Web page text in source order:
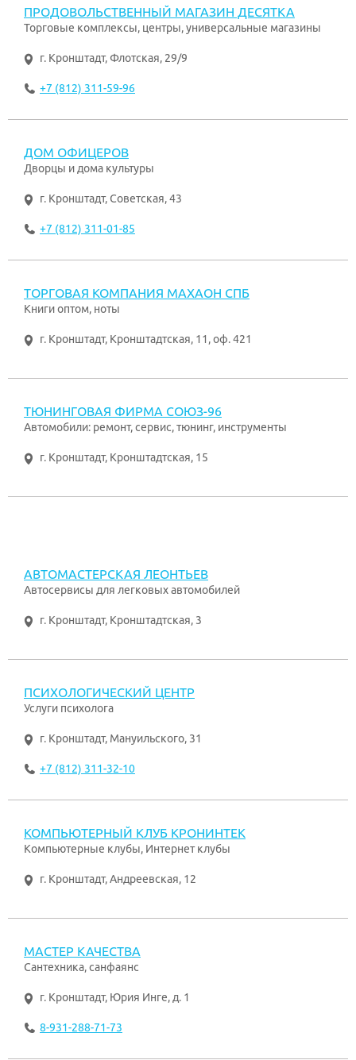
ПРОДОВОЛЬСТВЕННЫЙ МАГАЗИН ДЕСЯТКА
Торговые комплексы, центры, универсальные магазины
г. Кронштадт, Флотская, 29/9
+7 (812) 311-59-96
ДОМ ОФИЦЕРОВ
Дворцы и дома культуры
г. Кронштадт, Советская, 43
+7 (812) 311-01-85
ТОРГОВАЯ КОМПАНИЯ МАХАОН СПБ
Книги оптом, ноты
г. Кронштадт, Кронштадтская, 11, оф. 421
ТЮНИНГОВАЯ ФИРМА СОЮЗ-96
Автомобили: ремонт, сервис, тюнинг, инструменты
г. Кронштадт, Кронштадтская, 15
АВТОМАСТЕРСКАЯ ЛЕОНТЬЕВ
Автосервисы для легковых автомобилей
г. Кронштадт, Кронштадтская, 3
ПСИХОЛОГИЧЕСКИЙ ЦЕНТР
Услуги психолога
г. Кронштадт, Мануильского, 31
+7 (812) 311-32-10
КОМПЬЮТЕРНЫЙ КЛУБ КРОНИНТЕК
Компьютерные клубы, Интернет клубы
г. Кронштадт,Андреевская, 12
МАСТЕР КАЧЕСТВА
Сантехника, санфаянс
г. Кронштадт, Юрия Инге, д. 1
8-931-288-71-73